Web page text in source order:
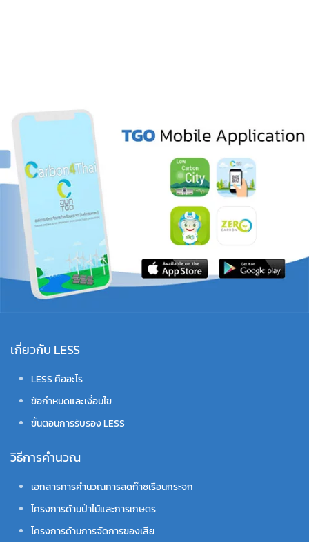
เกี่ยวกับ LESS
LESS คืออะไร
ข้อกำหนดและเงื่อนไข
ขั้นตอนการรับรอง LESS
วิธีการคำนวณ
เอกสารการคำนวณการลดก๊าซเรือนกระจก
โครงการด้านป่าไม้และการเกษตร
โครงการด้านการจัดการของเสีย